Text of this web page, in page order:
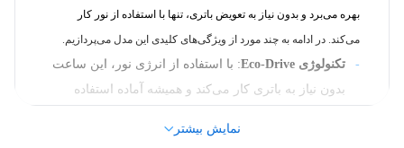
رنگ بدنه مشکی
بهره می‌برد و بدون نیاز به تعویض باتری، تنها با استفاده از نور کار
می‌کند. در ادامه به چند مورد از ویژگی‌های کلیدی این مدل می‌پردازیم.
تکنولوژی Eco-Drive
: با استفاده از انرژی نور، این ساعت
بدون نیاز به باتری کار می‌کند و همیشه آماده استفاده
: بدنه و بند از جنس
نمایش بیشتر